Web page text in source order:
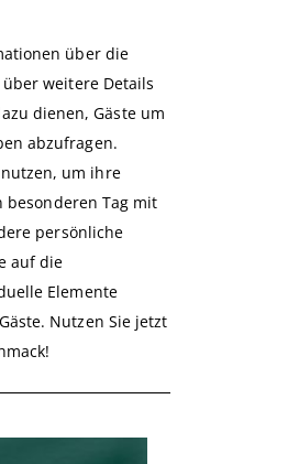
über die
weitere Details
dienen, Gäste um
abzufragen.
um ihre
besonderen Tag mit
persönliche
auf die
Elemente
Nutzen Sie jetzt